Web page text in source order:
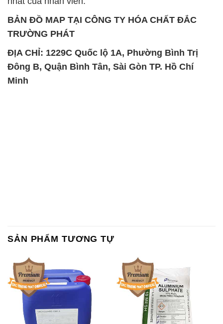
BẢN ĐỒ MAP TẠI CÔNG TY HÓA CHẤT ĐẮC
TRƯỜNG PHÁT
ĐỊA CHỈ: 1229C Quốc lộ 1A, Phường Bình Trị
Đông B, Quận Bình Tân, Sài Gòn TP. Hồ Chí
Minh
SẢN PHẨM TƯƠNG TỰ